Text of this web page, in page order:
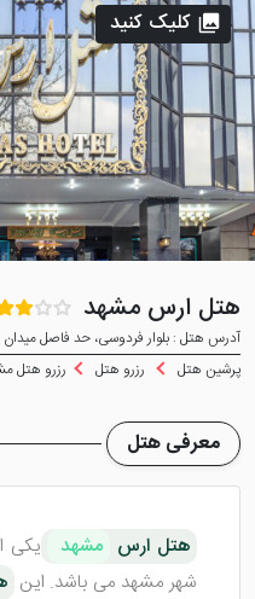
هتل ارس مشهد
آدرس هتل : بلوار فردوسی، حد فاصل میدان
پرشین هتل
رزرو هتل رزرو هتل
کلیک کنید
معرفی هتل
هتل ارس مشهد
یکی
شهر مشهد می باشد. این